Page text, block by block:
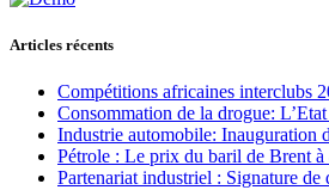
Articles récents
Compétitions africaines interclubs
Consommation de la drogue:
Industrie automobile: Inauguration
Pétrole : Le prix du baril de Brent
Partenariat industriel : Signature